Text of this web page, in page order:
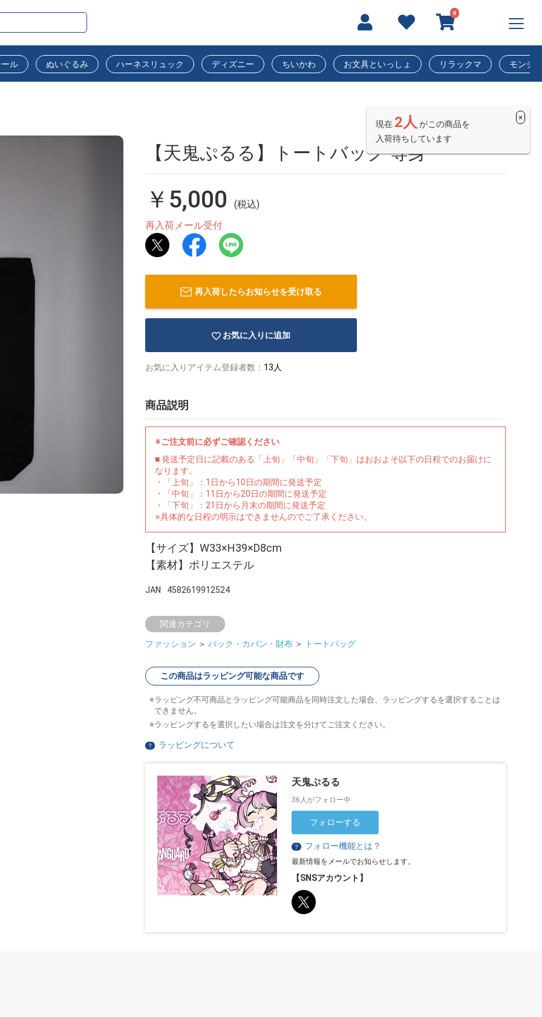
0
ル ぬいぐるみ ハーネスリュック ディズニー ちいかわ お文具といっしょ リラックマ モンチ
現在 2人 がこの商品を
入荷待ちしています
×
【天鬼ぷるる】トートバック 等身
￥5,000
(税込)
再入荷メール受付
再入荷したらお知らせを受け取る
お気に入りに追加
お気に入りアイテム登録者数： 13人
商品説明
※ご注文前に必ずご確認ください
■ 発送予定日に記載のある「上旬」「中旬」「下旬」はおおよそ以下の日程でのお届けに
なります。
・「上旬」：1日から10日の期間に発送予定
・「中旬」：11日から20日の期間に発送予定
・「下旬」：21日から月末の期間に発送予定
※具体的な日程の明示はできませんのでご了承ください。
【サイズ】W33×H39×D8cm
【素材】ポリエステル
JAN 4582619912524
関連カテゴリ
ファッション ＞ バック・カバン・財布 ＞ トートバッグ
この商品はラッピング可能な商品です
ラッピング不可商品とラッピング可能商品を同時注文した場合、ラッピングするを選択することは
できません。
ラッピングするを選択したい場合は注文を分けてご注文ください。
？ ラッピングについて
天鬼ぷるる
36人がフォロー中
フォローする
？ フォロー機能とは？
最新情報をメールでお知らせします。
【SNSアカウント】